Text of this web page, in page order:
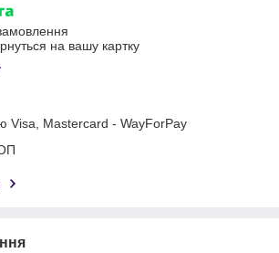
на вашу картку
Visa, Mastercard - WayForPay